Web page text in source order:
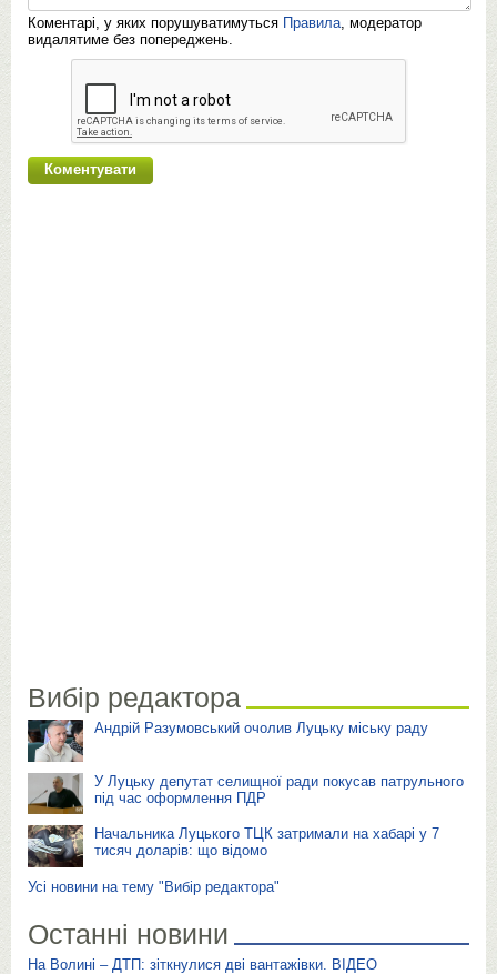
Коментарі, у яких порушуватимуться Правила, модератор
видалятиме без попереджень.
Вибір редактора
Андрій Разумовський очолив Луцьку міську раду
У Луцьку депутат селищної ради покусав патрульного
під час оформлення ПДР
Начальника Луцького ТЦК затримали на хабарі у 7
тисяч доларів: що відомо
Усі новини на тему "Вибір редактора"
Останні новини
На Волині – ДТП: зіткнулися дві вантажівки. ВІДЕО